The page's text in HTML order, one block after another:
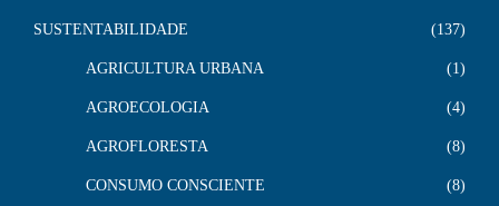
SUSTENTABILIDADE 137
AGRICULTURA URBANA 1
AGROECOLOGIA 4
AGROFLORESTA 8
CONSUMO CONSCIENTE 8